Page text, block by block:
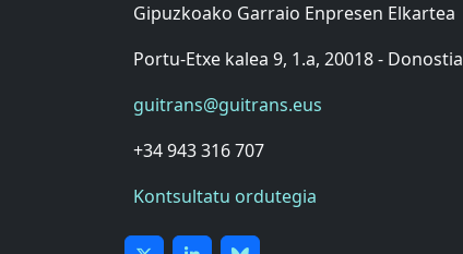
Gipuzkoako Garraio Enpresen Elkartea
Portu-Etxe kalea 9, 1.a, 20018 - Donostia
guitrans@guitrans.eus
+34 943 316 707
Kontsultatu ordutegia